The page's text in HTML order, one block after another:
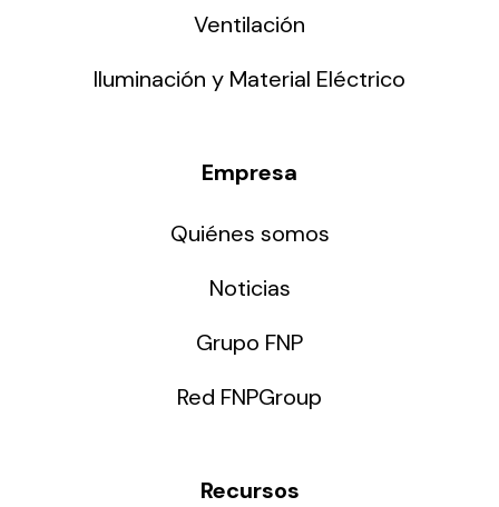
Ventilación
Iluminación y Material Eléctrico
Empresa
Quiénes somos
Noticias
Grupo FNP
Red FNPGroup
Recursos